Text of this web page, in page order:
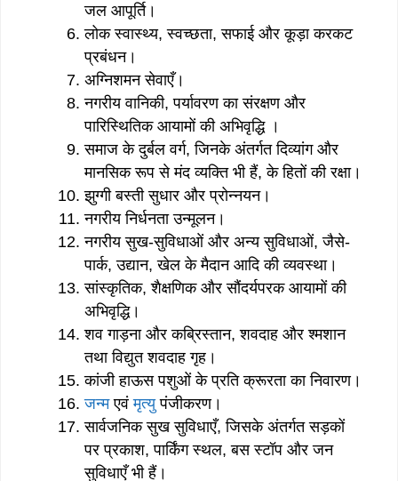
जल आपूर्ति।
लोक स्वास्थ्य, स्वच्छता, सफाई और कूड़ा करकट
प्रबंधन।
अग्निशमन सेवाएँ।
नगरीय वानिकी, पर्यावरण का संरक्षण और
पारिस्थितिक आयामों की अभिवृद्धि ।
समाज के दुर्बल वर्ग, जिनके अंतर्गत दिव्यांग और
मानसिक रूप से मंद व्यक्ति भी हैं, के हितों की रक्षा।
झुग्गी बस्ती सुधार और प्रोन्नयन।
नगरीय निर्धनता उन्मूलन।
नगरीय सुख-सुविधाओं और अन्य सुविधाओं, जैसे-
पार्क, उद्यान, खेल के मैदान आदि की व्यवस्था।
सांस्कृतिक, शैक्षणिक और सौंदर्यपरक आयामों की
अभिवृद्धि।
शव गाड़ना और कब्रिस्तान, शवदाह और श्मशान
तथा विद्युत शवदाह गृह।
कांजी हाऊस पशुओं के प्रति क्रूरता का निवारण।
जन्मएवंमृत्युपंजीकरण।
सार्वजनिक सुख सुविधाएँ, जिसके अंतर्गत सड़कों
पर प्रकाश, पार्किंग स्थल, बस स्टॉप और जन
सुविधाएँ भी हैं।